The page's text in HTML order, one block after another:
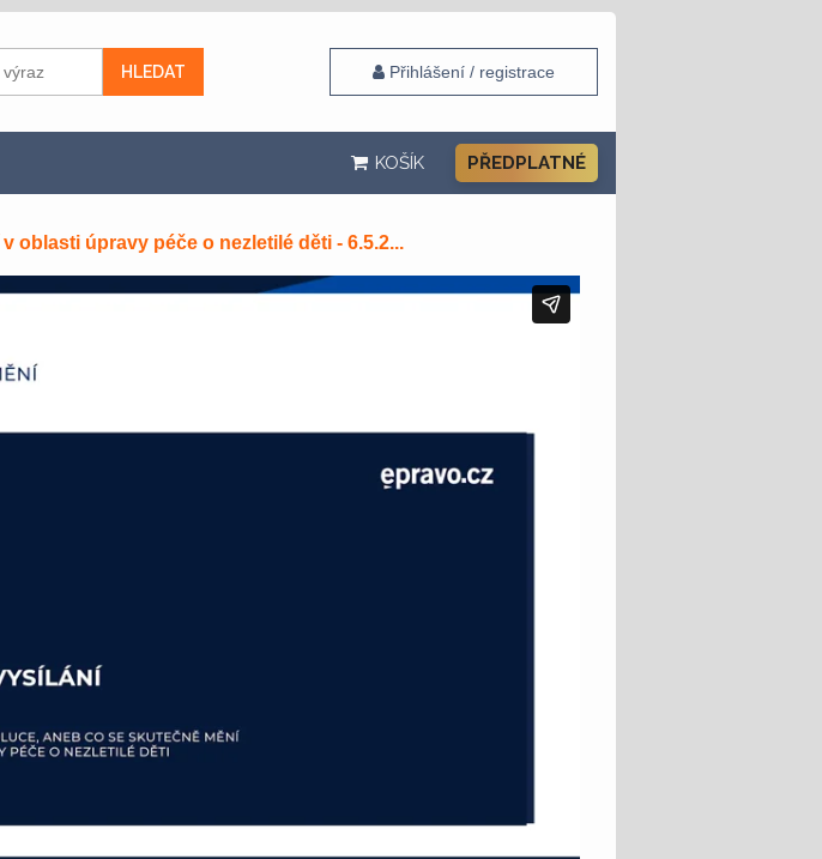
Přihlášení / registrace
KOŠÍK PŘEDPLATNÉ
oblasti úpravy péče o nezletilé děti - 6.5.2...